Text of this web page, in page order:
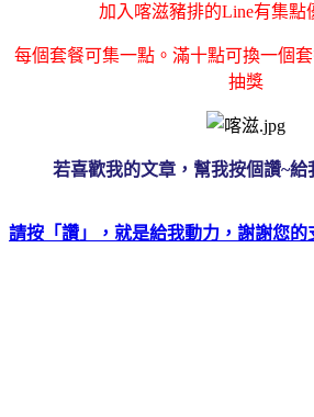
加入喀滋豬排的Line有集點
每個套餐可集一點。滿十點可換一個
抽獎
若喜歡我的文章，幫我按個讚~給
請按「讚」，就是給我動力，謝謝您的